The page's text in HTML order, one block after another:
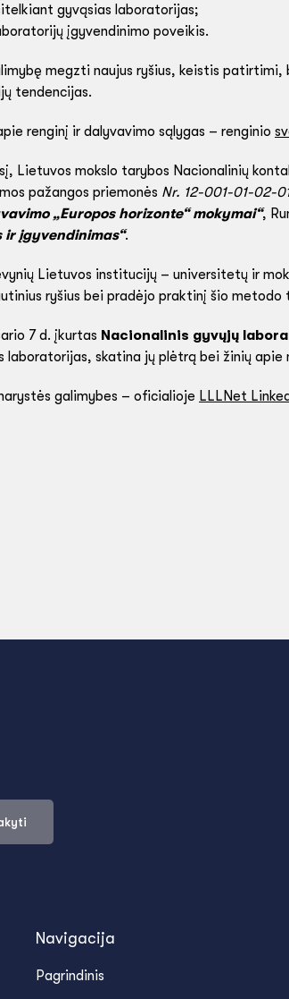
gyvąsias laboratorijas;
įgyvendinimo poveikis.
megzti naujus ryšius, keistis
tendencijas.
renginį ir dalyvavimo sąlygas – renginio
Lietuvos mokslo tarybos Nacionalinių
pažangos priemonės Nr. 12-001-01-02-
„Europos horizonte“ mokymai“,
įgyvendinimas“.
Lietuvos institucijų – universitetų ir
ryšius bei pradėjo praktinį šio metodo
7 d. įkurtas Nacionalinis gyvųjų
skatina jų plėtrą bei žinių apie
galimybes – oficialioje LLLNet
Navigacija
Pagrindinis